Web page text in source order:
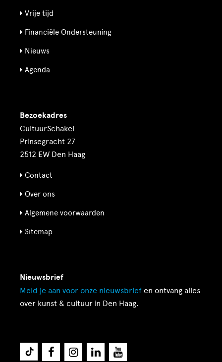
Vrije tijd
Financiële Ondersteuning
Nieuws
Agenda
Bezoekadres
CultuurSchakel
Prinsegracht 27
2512 EW Den Haag
Contact
Over ons
Algemene voorwaarden
Sitemap
Nieuwsbrief
Meld je aan voor onze nieuwsbrief en ontvang alles
over kunst & cultuur in Den Haag.